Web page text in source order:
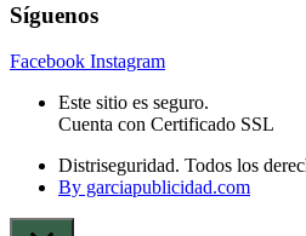
Síguenos
Facebook Instagram
Este sitio es seguro.
Cuenta con Certificado SSL
Distriseguridad. Todos los
By garciapublicidad.com